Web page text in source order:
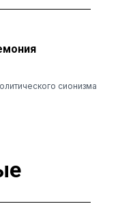
сионизма